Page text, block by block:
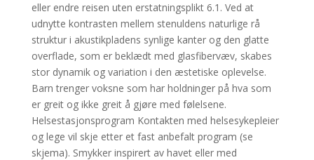
eller endre reisen uten erstatningsplikt 6.1. Ved at
udnytte kontrasten mellem stenuldens naturlige rå
struktur i akustikpladens synlige kanter og den glatte
overflade, som er beklædt med glasfibervæv, skabes
stor dynamik og variation i den æstetiske oplevelse.
Barn trenger voksne som har holdninger på hva som
er greit og ikke greit å gjøre med følelsene.
Helsestasjonsprogram Kontakten med helsesykepleier
og lege vil skje etter et fast anbefalt program (se
skjema). Smykker inspirert av havet eller med